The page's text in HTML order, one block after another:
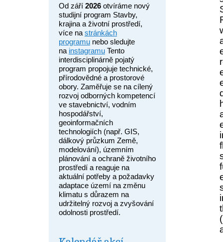
Od září 2026 otvíráme nový
studijní program Stavby,
krajina a životní prostředí,
více na stránkách
programu nebo sledujte
na instagramu Tento
interdisciplinárně pojatý
program propojuje technické,
přírodovědné a prostorové
obory. Zaměřuje se na cílený
rozvoj odborných kompetencí
ve stavebnictví, vodním
hospodářství,
geoinformačních
technologiích (např. GIS,
dálkový průzkum Země,
modelování), územním
plánování a ochraně životního
prostředí a reaguje na
aktuální potřeby a požadavky
adaptace území na změnu
klimatu s důrazem na
udržitelný rozvoj a zvyšování
odolnosti prostředí.